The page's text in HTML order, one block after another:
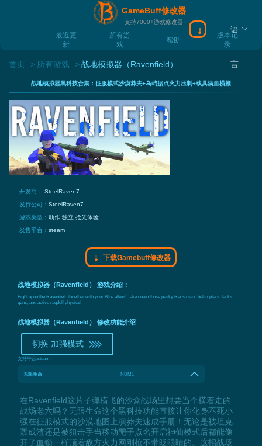
GameBuff修改器
支持7000+游戏修改器
最近更
新
所有游
戏
帮助
版本记
录
下载Gamebuff
语
言
首页 所有游戏 战地模拟器（Ravenfield）
战地模拟器黑科技合集：征服模式沙漠莽夫+岛屿据点火力压制+载具满血横推
开发商： SteelRaven7
发行公司： SteelRaven7
游戏类型： 动作独立 抢先体验
发售平台： steam
下载Gamebuff修改器
战地模拟器（Ravenfield） 游戏介绍：
Fight upon the Ravenfield together with your Blue allies! Take down those pesky Reds using helicopters, tanks,
guns, and active ragdoll physics!
战地模拟器（Ravenfield） 修改功能介绍
切换 加强模式
支持平台:steam
无限生命 NUM1
在Ravenfield这片子弹横飞的沙盒战场里想要当个横着走的
战场老六吗？无限生命这个黑科技功能直接让你化身不死小
强在征服模式的沙漠地图上演莽夫速成手册！无论是被坦克
轰成渣还是被狙击手当移动靶子点名开启神仙模式后都能像
开了血锁一样顶着敌方火力网刚枪不带眨眼睛的。这招战场